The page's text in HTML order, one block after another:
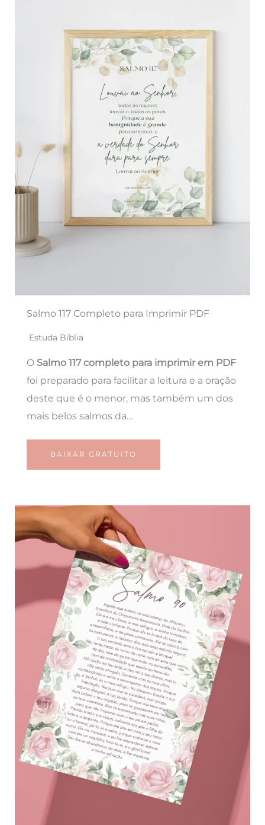
Salmo 117 Completo para Imprimir PDF
Estuda Bíblia
O Salmo 117 completo para imprimir em PDF
foi preparado para facilitar a leitura e a oração
deste que é o menor, mas também um dos
mais belos salmos da…
BAIXAR GRATUITO